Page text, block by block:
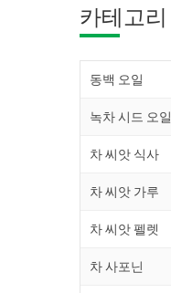
카테고리
동백 오일
녹차 시드 오일
차 씨앗 식사
차 씨앗 가루
차 씨앗 펠렛
차 사포닌